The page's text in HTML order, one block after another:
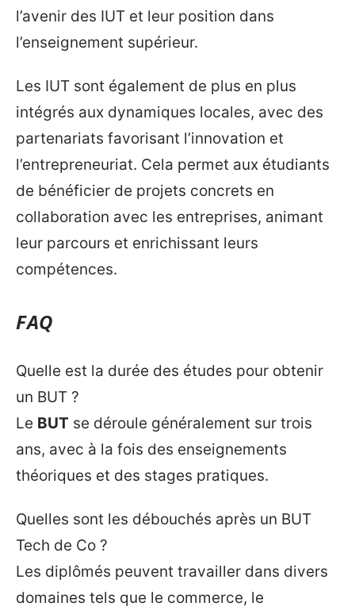
l’avenir des IUT et leur position dans
l’enseignement supérieur.
Les IUT sont également de plus en plus
intégrés aux dynamiques locales, avec des
partenariats favorisant l’innovation et
l’entrepreneuriat. Cela permet aux étudiants
de bénéficier de projets concrets en
collaboration avec les entreprises, animant
leur parcours et enrichissant leurs
compétences.
FAQ
Quelle est la durée des études pour obtenir
un BUT ?
Le BUT se déroule généralement sur trois
ans, avec à la fois des enseignements
théoriques et des stages pratiques.
Quelles sont les débouchés après un BUT
Tech de Co ?
Les diplômés peuvent travailler dans divers
domaines tels que le commerce, le